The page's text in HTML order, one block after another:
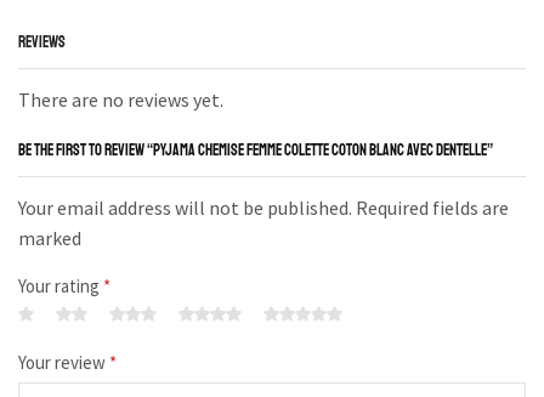
REVIEWS
There are no reviews yet.
BE THE FIRST TO REVIEW “PYJAMA CHEMISE FEMME COLETTE COTON BLANC AVEC DENTELLE”
Your email address will not be published. Required fields are
marked
Your rating *
Your review *